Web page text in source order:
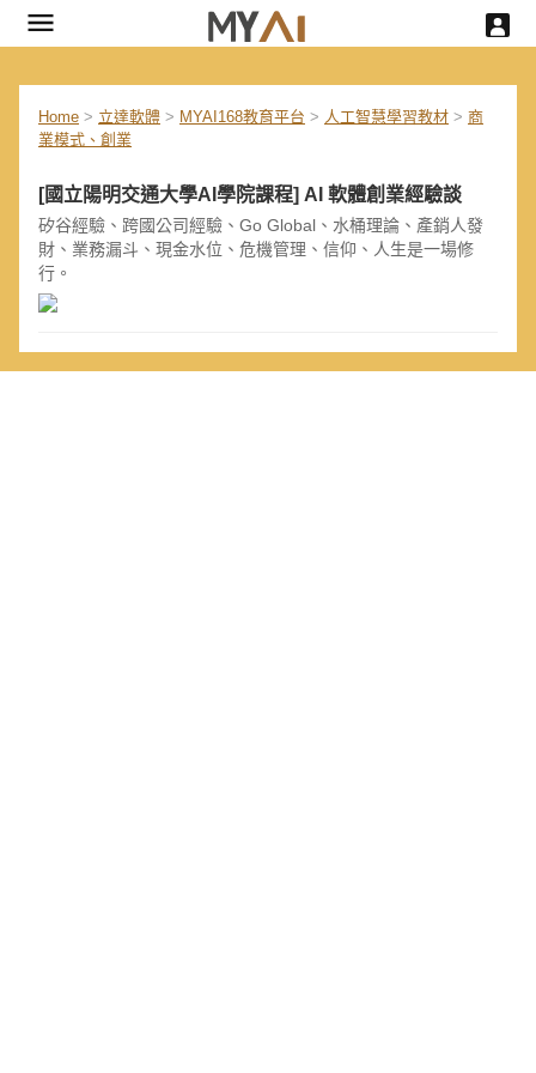
Home > 立達軟體 > MYAI168教育平台 > 人工智慧學習教材 > 商
業模式、創業
[國立陽明交通大學AI學院課程] AI 軟體創業經驗談
矽谷經驗、跨國公司經驗、Go Global、水桶理論、產銷人發
財、業務漏斗、現金水位、危機管理、信仰、人生是一場修
行。